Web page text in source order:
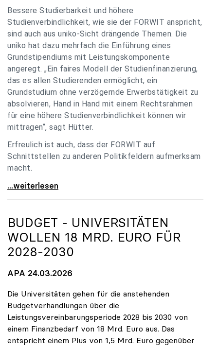
Bessere Studierbarkeit und höhere
Studienverbindlichkeit, wie sie der FORWIT anspricht,
sind auch aus uniko-Sicht drängende Themen. Die
uniko hat dazu mehrfach die Einführung eines
Grundstipendiums mit Leistungskomponente
angeregt. „Ein faires Modell der Studienfinanzierung,
das es allen Studierenden ermöglicht, ein
Grundstudium ohne verzögernde Erwerbstätigkeit zu
absolvieren, Hand in Hand mit einem Rechtsrahmen
für eine höhere Studienverbindlichkeit können wir
mittragen“, sagt Hütter.
Erfreulich ist auch, dass der FORWIT auf
Schnittstellen zu anderen Politikfeldern aufmerksam
macht.
uniko zu FORWIT-Analyse: Wichtige Themen
...weiterlesen
BUDGET - UNIVERSITÄTEN
WOLLEN 18 MRD. EURO FÜR
2028-2030
APA 24.03.2026
Die Universitäten gehen für die anstehenden
Budgetverhandlungen über die
Leistungsvereinbarungsperiode 2028 bis 2030 von
einem Finanzbedarf von 18 Mrd. Euro aus. Das
entspricht einem Plus von 1,5 Mrd. Euro gegenüber